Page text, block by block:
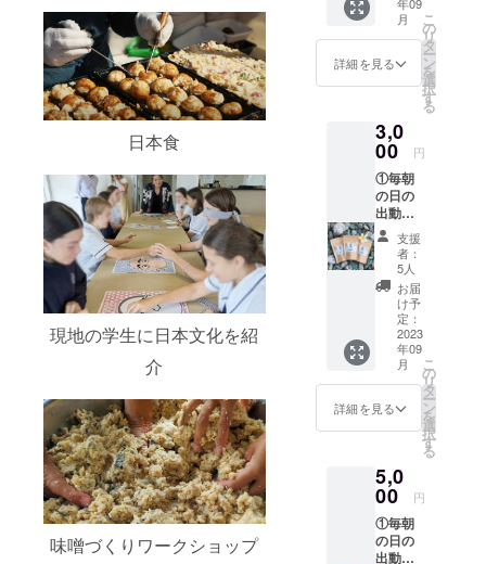
日本食
現地の学生に日本文化を紹
介
味噌づくりワークショップ
の出の
動画 ・
動画の
提供期
間：期
限なし
時間：5
分ほど
・提供
方法：
視聴用
のURL
をメー
ルで送
信 ・本
リター
ンの内
容は個
人の範
囲であ
れば利
用可能
です。
し小袋
サイズ)
を提供
名
称:Full
月
詳細を見る
こ
の
リ
タ
ー
ン
を
選
択
す
る
3,0
00 円
①毎朝
の日の
出動画
の視聴
用URL
をメー
ルで提
供 ・動
画の内
容：日
の出の
動画 ・
動画の
提供期
間：期
限なし
時間：5
分ほど
・提供
方法：
視聴用
のURL
支援
者：
5人
お届
け予
定：
2023
年09
月
詳細を見る
こ
の
リ
タ
ー
ン
を
選
択
す
る
5,0
00 円
①毎朝
の日の
出動画